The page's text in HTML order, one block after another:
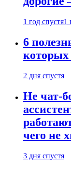
1 год спустя1
6
которых
2 дня спустя
Не чат-
чего не
3 дня спустя